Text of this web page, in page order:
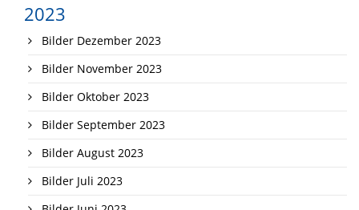
2023
Bilder Dezember 2023
Bilder November 2023
Bilder Oktober 2023
Bilder September 2023
Bilder August 2023
Bilder Juli 2023